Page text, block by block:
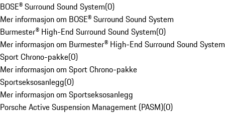
BOSE® Surround Sound System(0)
Mer informasjon om BOSE® Surround Sound System
Burmester® High-End Surround Sound System(0)
Mer informasjon om Burmester® High-End Surround Sound System
Sport Chrono-pakke(0)
Mer informasjon om Sport Chrono-pakke
Sportseksosanlegg(0)
Mer informasjon om Sportseksosanlegg
Porsche Active Suspension Management (PASM)(0)